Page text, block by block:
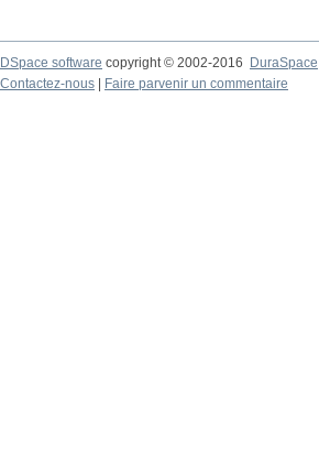
DSpace software copyright © 2002-2016
DuraSpace
Contactez-nous
Faire parvenir un commentaire